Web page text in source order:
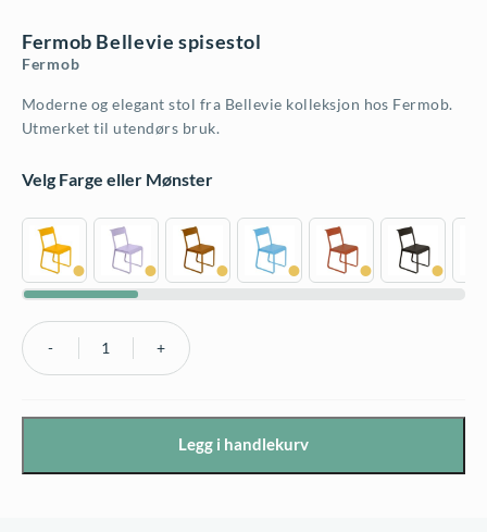
Fermob Bellevie spisestol
Fermob
Moderne og elegant stol fra Bellevie kolleksjon hos Fermob.
Utmerket til utendørs bruk.
Velg Farge eller Mønster
Fermob
Legg i handlekurv